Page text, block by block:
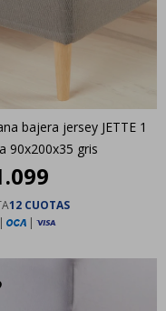
bajera jersey JETTE 1
90x200x35 gris
12 CUOTAS
|
|